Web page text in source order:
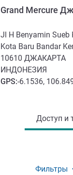
Grand Mercure
Jl H Benyamin Sueb
Kota Baru Bandar
10610 ДЖАКАРТА
ИНДОНЕЗИЯ
GPS:-6.1536,
Доступ и
Фильтры